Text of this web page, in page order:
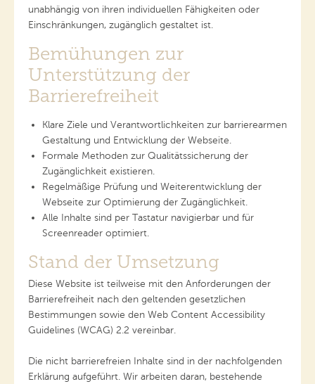
unabhängig von ihren individuellen Fähigkeiten oder
Einschränkungen, zugänglich gestaltet ist.
Bemühungen zur
Unterstützung der
Barrierefreiheit
Klare Ziele und Verantwortlichkeiten zur barrierearmen
Gestaltung und Entwicklung der Webseite.
Formale Methoden zur Qualitätssicherung der
Zugänglichkeit existieren.
Regelmäßige Prüfung und Weiterentwicklung der
Webseite zur Optimierung der Zugänglichkeit.
Alle Inhalte sind per Tastatur navigierbar und für
Screenreader optimiert.
Stand der Umsetzung
Diese Website ist teilweise mit den Anforderungen der
Barrierefreiheit nach den geltenden gesetzlichen
Bestimmungen sowie den Web Content Accessibility
Guidelines (WCAG) 2.2 vereinbar.
Die nicht barrierefreien Inhalte sind in der nachfolgenden
Erklärung aufgeführt. Wir arbeiten daran, bestehende